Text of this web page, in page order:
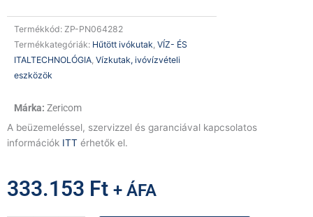
Termékkód: ZP-PN064282
Termékkategóriák: Hűtött ivókutak VÍZ- ÉS
ITALTECHNOLÓGIA Vízkutak, ivóvízvételi
eszközök
Zericom
A beüzemeléssel, szervizzel és garanciával kapcsolatos
információk ITT érhetők el.
333.153 Ft + ÁFA